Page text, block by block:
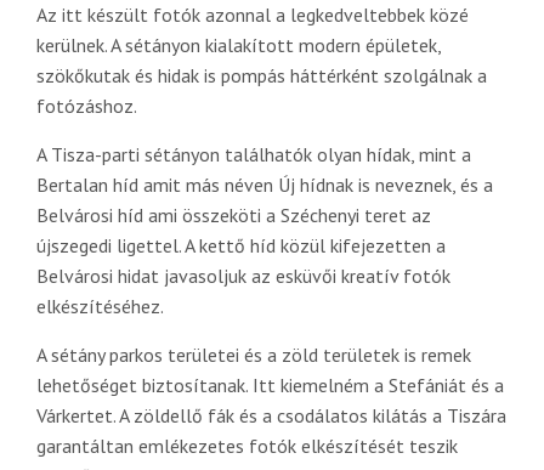
Az itt készült fotók azonnal a legkedveltebbek közé
kerülnek. A sétányon kialakított modern épületek,
szökőkutak és hidak is pompás háttérként szolgálnak a
fotózáshoz.
A Tisza-parti sétányon találhatók olyan hídak, mint a
Bertalan híd amit más néven Új hídnak is neveznek, és a
Belvárosi híd ami összeköti a Széchenyi teret az
újszegedi ligettel. A kettő híd közül kifejezetten a
Belvárosi hidat javasoljuk az esküvői kreatív fotók
elkészítéséhez.
A sétány parkos területei és a zöld területek is remek
lehetőséget biztosítanak. Itt kiemelném a Stefániát és a
Várkertet. A zöldellő fák és a csodálatos kilátás a Tiszára
garantáltan emlékezetes fotók elkészítését teszik